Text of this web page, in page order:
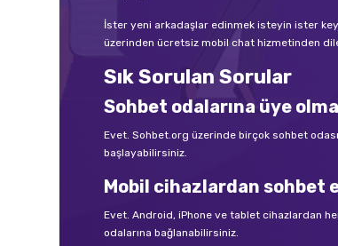
İster yeni arkadaşlar edinmek isteyin ister
üzerinden ücretsiz mobil chat hizmetinden
Sık Sorulan Sorular
Sohbet odalarına üye
Evet. Sohbet.org üzerinde birçok sohbet
başlayabilirsiniz.
Mobil cihazlardan sohbet
Evet. Android, iPhone ve tablet cihazlardan
odalarına bağlanabilirsiniz.